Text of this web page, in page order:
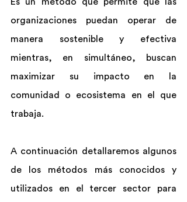
organizaciones puedan operar de
manera sostenible y efectiva
mientras, en simultáneo, buscan
maximizar su impacto en la
comunidad o ecosistema en el que
trabaja.
A continuación detallaremos algunos
de los métodos más conocidos y
utilizados en el tercer sector para